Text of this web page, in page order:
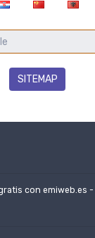
SITEMAP
con emiweb.es -